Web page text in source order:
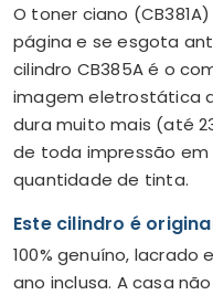
O toner ciano
página e se esgota
cilindro CB385A é o
imagem eletrostática
dura muito mais (até
de toda impressão em
quantidade de tinta.
Este cilindro é
100% genuíno, lacrado
ano inclusa. A casa